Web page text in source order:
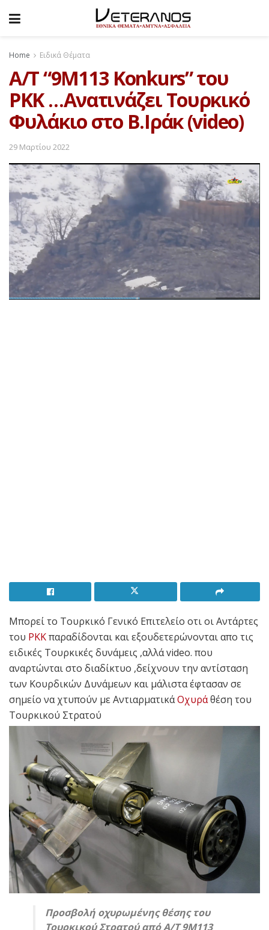
Home Ειδικά Θέματα
Α/Τ “9M113 Konkurs” του
ΡΚΚ …Ανατινάζει Τουρκικό
Φυλάκιο στο Β.Ιράκ (video)
29 Μαρτίου 2022
Μπορεί το Τουρκικό Γενικό Επιτελείο οτι οι Αντάρτες
του PKKπαραδίδονται και εξουδετερώνονται απο τις
ειδικές Τουρκικές δυνάμεις ,αλλά video. που
αναρτώνται στο διαδίκτυο ,δείχνουν την αντίσταση
των Κουρδικών Δυνάμεων και μάλιστα έφτασαν σε
σημείο να χτυπούν με ΑντιαρματικάΟχυράθέση του
Τουρκικού Στρατού
Προσβολή οχυρωμένης θέσης του
Τουρκικού Στρατού από Α/Τ 9M113